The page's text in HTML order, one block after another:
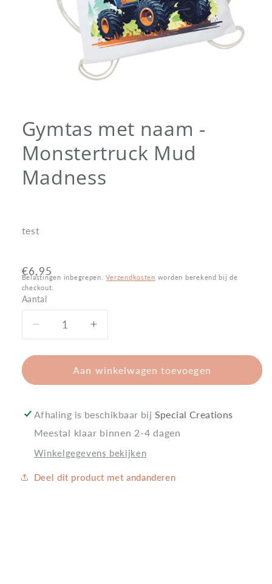
in
modaal
Gymtas met naam -
Monstertruck Mud
Madness
test
Normale
prijs
€6,95
Belastingen inbegrepen.Verzendkosten worden berekend bij de
checkout.
Aantal
Aantal
Aantal
verlagen
voor
Gymtas
met
-
Monstertruck
Mud
Madness
Aantal
verhogen
voor
Gymtas
met
Monstertruck
Mud
Madness
Aan winkelwagen toevoegen
Afhaling is beschikbaar bij Special Creations
Meestal klaar binnen 2-4 dagen
Winkelgegevens bekijken
Deel dit product met andanderen